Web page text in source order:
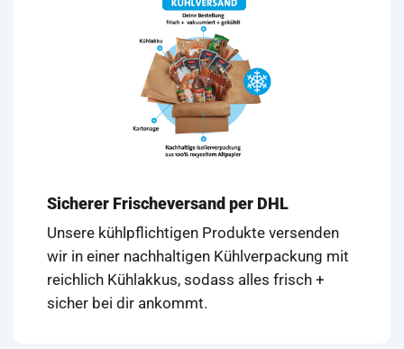
Sicherer Frischeversand per DHL
Unsere kühlpflichtigen Produkte versenden
wir in einer nachhaltigen Kühlverpackung mit
reichlich Kühlakkus, sodass alles frisch +
sicher bei dir ankommt.